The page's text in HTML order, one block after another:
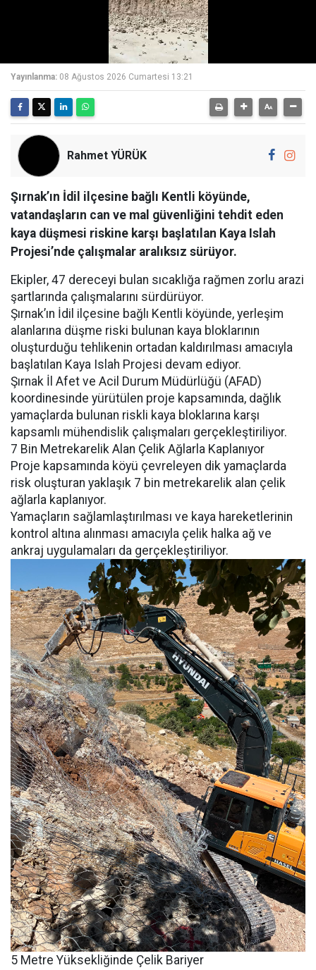
Yayınlanma: 08 Ağustos 2026 Cumartesi 13:21
Rahmet YÜRÜK
Şırnak’ın İdil ilçesine bağlı Kentli köyünde,
vatandaşların can ve mal güvenliğini tehdit eden
kaya düşmesi riskine karşı başlatılan Kaya Islah
Projesi’nde çalışmalar aralıksız sürüyor.
Ekipler, 47 dereceyi bulan sıcaklığa rağmen zorlu arazi
şartlarında çalışmalarını sürdürüyor.
Şırnak’ın İdil ilçesine bağlı Kentli köyünde, yerleşim
alanlarına düşme riski bulunan kaya bloklarının
oluşturduğu tehlikenin ortadan kaldırılması amacıyla
başlatılan Kaya Islah Projesi devam ediyor.
Şırnak İl Afet ve Acil Durum Müdürlüğü (AFAD)
koordinesinde yürütülen proje kapsamında, dağlık
yamaçlarda bulunan riskli kaya bloklarına karşı
kapsamlı mühendislik çalışmaları gerçekleştiriliyor.
7 Bin Metrekarelik Alan Çelik Ağlarla Kaplanıyor
Proje kapsamında köyü çevreleyen dik yamaçlarda
risk oluşturan yaklaşık 7 bin metrekarelik alan çelik
ağlarla kaplanıyor.
Yamaçların sağlamlaştırılması ve kaya hareketlerinin
kontrol altına alınması amacıyla çelik halka ağ ve
ankraj uygulamaları da gerçekleştiriliyor.
5 Metre Yüksekliğinde Çelik Bariyer